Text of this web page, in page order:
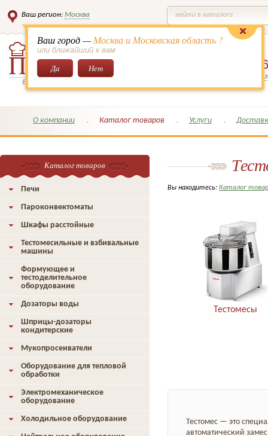
Ваш регион: Москва
Ваш город —Москва и Московская область ?
или ближайший к вам
Да Нет
найти в каталоге
Всё для кондитеров и поваров!
649-
Заказать обратный
О компании Каталог товаров Услуги
Вы находитесь: Каталог
Тестомесы
Тестомес — это
автоматический
Каталог товаров
Печи
Пароконвектоматы
Шкафы расстойные
Тестомесильные и взбивальные
машины
Формующее и
тестоделительное
оборудование
Дозаторы воды
Шприцы-дозаторы
кондитерские
Мукопросеиватели
Оборудование для тепловой
обработки
Электромеханическое
оборудование
Холодильное оборудование